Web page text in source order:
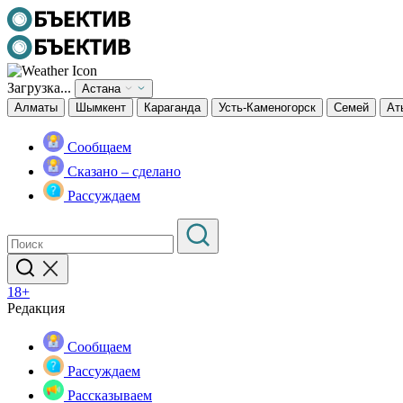
Загрузка...
Астана
Алматы
Шымкент Караганда Усть-Каменогорск Семей
Сообщаем
Сказано – сделано
Рассуждаем
18+
Редакция
Сообщаем
Рассуждаем
Рассказываем